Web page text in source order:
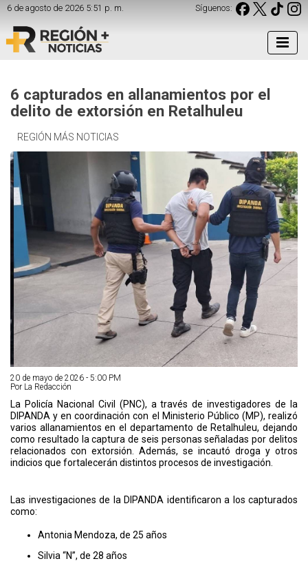
6 de agosto de 2026 5:51 p. m. Síguenos:
6 capturados en allanamientos por el
delito de extorsión en Retalhuleu
REGIÓN MÁS NOTICIAS
20 de mayo de 2026 - 5:00 PM
Por La Redacción
La Policía Nacional Civil (PNC), a través de investigadores de la
DIPANDA y en coordinación con el Ministerio Público (MP), realizó
varios allanamientos en el departamento de Retalhuleu, dejando
como resultado la captura de seis personas señaladas por delitos
relacionados con extorsión. Además, se incautó droga y otros
indicios que fortalecerán distintos procesos de investigación.
Las investigaciones de la DIPANDA identificaron a los capturados
como:
Antonia Mendoza, de 25 años
Silvia “N”, de 28 años